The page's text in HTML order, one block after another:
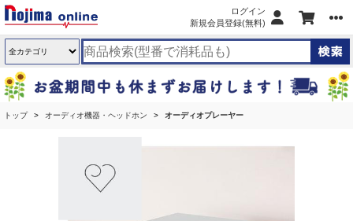
ログイン
新規会員登録(無料)
トップ オーディオ機器・ヘッドホン オーディオプレーヤー